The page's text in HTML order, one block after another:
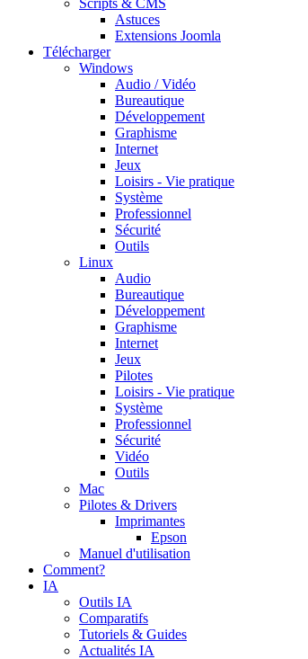
Scripts & CMS
Astuces
Extensions Joomla
Télécharger
Windows
Audio / Vidéo
Bureautique
Développement
Graphisme
Internet
Jeux
Loisirs - Vie pratique
Système
Professionnel
Sécurité
Outils
Linux
Audio
Bureautique
Développement
Graphisme
Internet
Jeux
Pilotes
Loisirs - Vie pratique
Système
Professionnel
Sécurité
Vidéo
Outils
Mac
Pilotes & Drivers
Imprimantes
Epson
Manuel d'utilisation
Comment?
IA
Outils IA
Comparatifs
Tutoriels & Guides
Actualités IA